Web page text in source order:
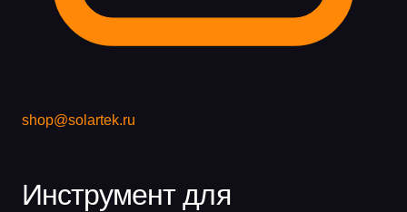
shop@solartek.ru
Инструмент для